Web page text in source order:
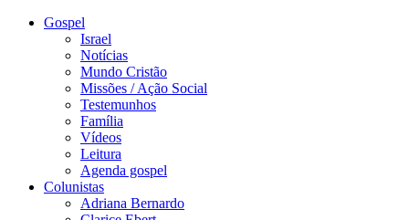
Gospel
Israel
Notícias
Mundo Cristão
Missões / Ação Social
Testemunhos
Família
Vídeos
Leitura
Agenda gospel
Colunistas
Adriana Bernardo